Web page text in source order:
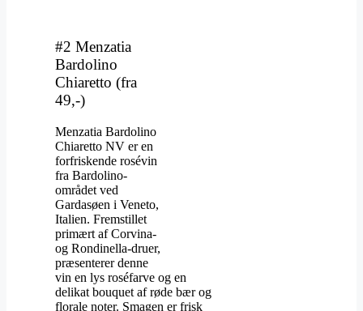
#2 Menzatia
Bardolino
Chiaretto (fra
49,-)
​Menzatia Bardolino
Chiaretto NV er en
forfriskende rosévin
fra Bardolino-
området ved
Gardasøen i Veneto,
Italien. Fremstillet
primært af Corvina-
og Rondinella-druer,
præsenterer denne
vin en lys roséfarve og en
delikat bouquet af røde bær og
florale noter. Smagen er frisk